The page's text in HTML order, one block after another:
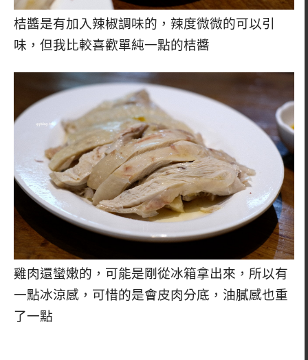
桔醬是有加入辣椒調味的，辣度微微的可以引
味，但我比較喜歡單純一點的桔醬
雞肉還蠻嫩的，可能是剛從冰箱拿出來，所以有
一點冰涼感，可惜的是會皮肉分底，油膩感也重
了一點